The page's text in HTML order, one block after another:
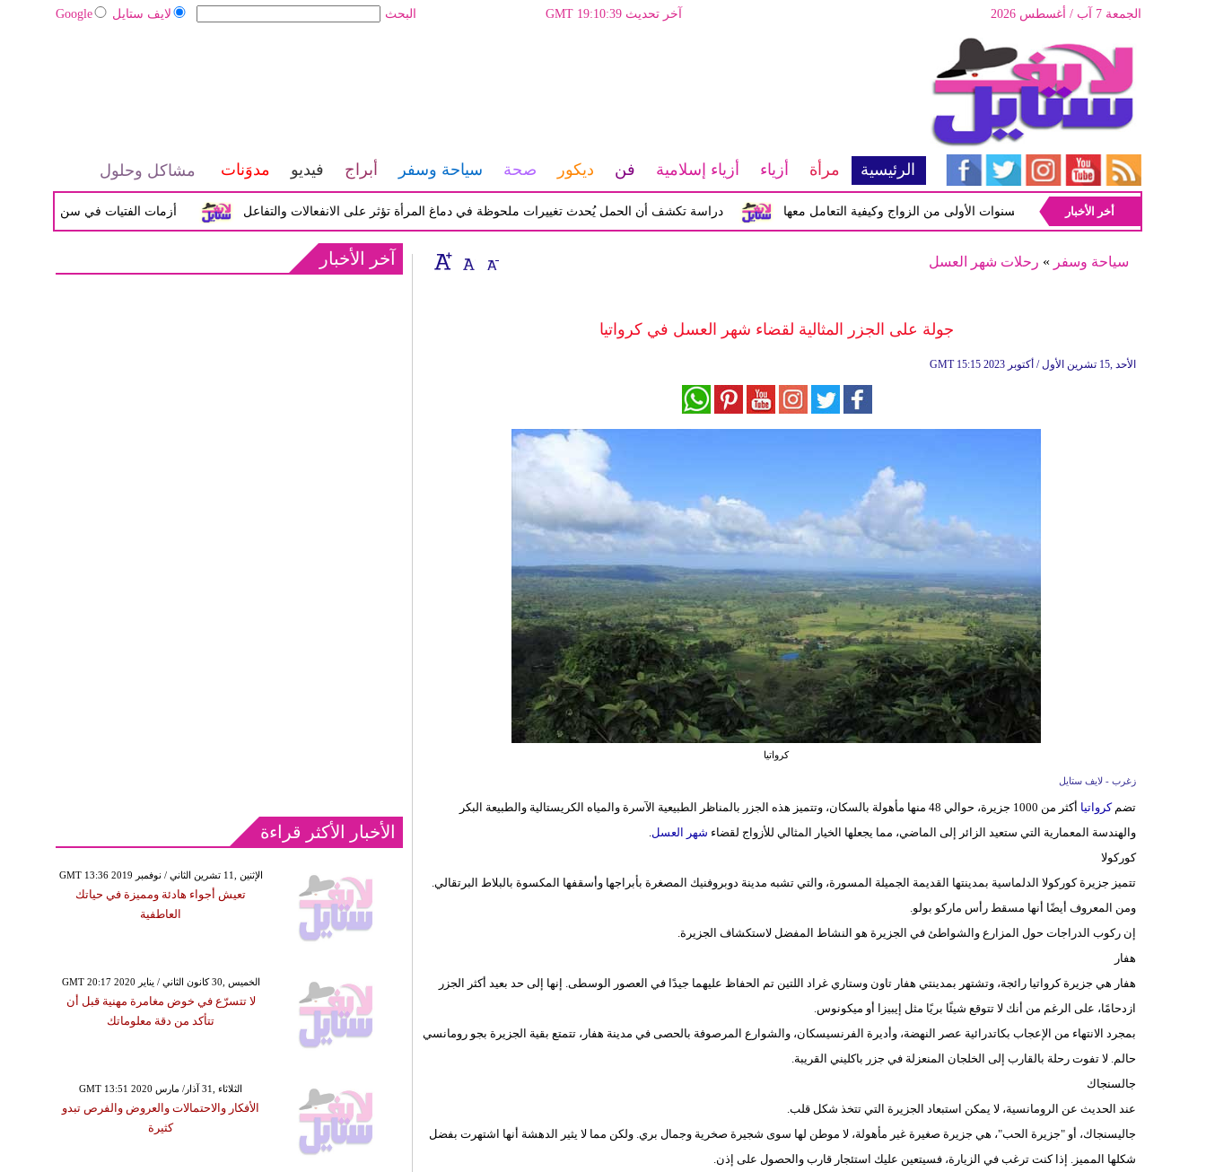
لايف ستايل Google البحث آخر تحديث GMT 19:10:39 الجمعة 7 آب / أغسطس 2026
الرئيسية مرأة أزياء أزياء إسلامية فن ديكور صحة سياحة وسفر أبراج فيديو مدوَنات مشاكل وحلول
أزمات الفتيات في سن المراهقة بين دراسة تكشف أن الحمل يُحدث تغييرات ملحوظة في دماغ المرأة تؤثر على الانفعالات والتفاعل أبرز المشاكل شيوعاً في السنوات الأولى من الزواج وكيفية التعامل معها
أخر الأخبار
سياحة وسفر » رحلات شهر العسل
جولة على الجزر المثالية لقضاء شهر العسل في كرواتيا
GMT 15:15 2023 الأحد ,15 تشرين الأول / أكتوبر
كرواتيا
زغرب - لايف ستايل
تضمكرواتيا
أكثر من 1000 جزيرة، حوالي 48 منها مأهولة بالسكان، وتتميز هذه الجزر بالمناظر الطبيعية الآسرة والمياه الكريستالية والطبيعة البكر
والهندسة المعمارية التي ستعيد الزائر إلى الماضي، مما يجعلها الخيار المثالي للأزواج لقضاء شهر العسل.
كوركولا
تتميز جزيرة كوركولا الدلماسية بمدينتها القديمة الجميلة المسورة، والتي تشبه مدينة دوبروفنيك المصغرة بأبراجها وأسقفها المكسوة بالبلاط البرتقالي.
ومن المعروف أيضًا أنها مسقط رأس ماركو بولو.
إن ركوب الدراجات حول المزارع والشواطئ في الجزيرة هو النشاط المفضل لاستكشاف الجزيرة.
هفار
هفار هي جزيرة كرواتيا رائجة، وتشتهر بمدينتي هفار تاون وستاري غراد اللتين تم الحفاظ عليهما جيدًا في العصور الوسطى. إنها إلى حد بعيد أكثر الجزر
ازدحامًا، على الرغم من أنك لا تتوقع شيئًا بريًا مثل إيبيزا أو ميكونوس.
بمجرد الانتهاء من الإعجاب بكاتدرائية عصر النهضة، وأديرة الفرنسيسكان، والشوارع المرصوفة بالحصى في مدينة هفار، تتمتع بقية الجزيرة بجو رومانسي
حالم. لا تفوت رحلة بالقارب إلى الخلجان المنعزلة في جزر باكليني القريبة.
جالسنجاك
عند الحديث عن الرومانسية، لا يمكن استبعاد الجزيرة التي تتخذ شكل قلب.
جاليسنجاك، أو "جزيرة الحب"، هي جزيرة صغيرة غير مأهولة، لا موطن لها سوى شجيرة صخرية وجمال بري. ولكن مما لا يثير الدهشة أنها اشتهرت بفضل
شكلها المميز. إذا كنت ترغب في الزيارة، فسيتعين عليك استئجار قارب والحصول على إذن.
آخر الأخبار
الأخبار الأكثر قراءة
GMT 13:36 2019 الإثنين ,11 تشرين الثاني / نوفمبر
تعيش أجواء هادئة ومميزة في حياتك
العاطفية
GMT 20:17 2020 الخميس ,30 كانون الثاني / يناير
لا تتسرّع في خوض مغامرة مهنية قبل أن
تتأكد من دقة معلوماتك
GMT 13:51 2020 الثلاثاء ,31 آذار/ مارس
الأفكار والاحتمالات والعروض والفرص تبدو
كثيرة